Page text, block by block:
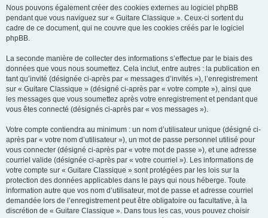
Nous pouvons également créer des cookies externes au logiciel phpBB
pendant que vous naviguez sur « Guitare Classique ». Ceux-ci sortent du
cadre de ce document, qui ne couvre que les cookies créés par le logiciel
phpBB.
La seconde manière de collecter des informations s’effectue par le biais des
données que vous nous soumettez. Cela inclut, entre autres : la publication en
tant qu’invité (désignée ci-après par « messages d’invités »), l’enregistrement
sur « Guitare Classique » (désigné ci-après par « votre compte »), ainsi que
les messages que vous soumettez après votre enregistrement et pendant que
vous êtes connecté (désignés ci-après par « vos messages »).
Votre compte contiendra au minimum : un nom d’utilisateur unique (désigné ci-
après par « votre nom d’utilisateur »), un mot de passe personnel utilisé pour
vous connecter (désigné ci-après par « votre mot de passe »), et une adresse
courriel valide (désignée ci-après par « votre courriel »). Les informations de
votre compte sur « Guitare Classique » sont protégées par les lois sur la
protection des données applicables dans le pays qui nous héberge. Toute
information autre que vos nom d’utilisateur, mot de passe et adresse courriel
demandée lors de l’enregistrement peut être obligatoire ou facultative, à la
discrétion de « Guitare Classique ». Dans tous les cas, vous pouvez choisir